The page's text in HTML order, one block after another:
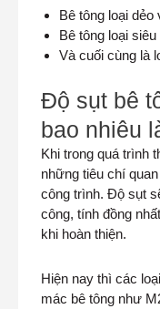
Bê tông loại dẻo
Bê tông loại
Và cuối cùng là
Độ sụt bê
bao nhiêu
Khi trong quá trình
những tiêu chí
công trình. Độ sụt
công, tính đồng
khi hoàn thiện.
Hiện nay thì các
mác bê tông như